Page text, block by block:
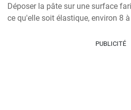
Déposer la pâte sur une surface
ce qu'elle soit élastique, environ 8
PUBLICITÉ